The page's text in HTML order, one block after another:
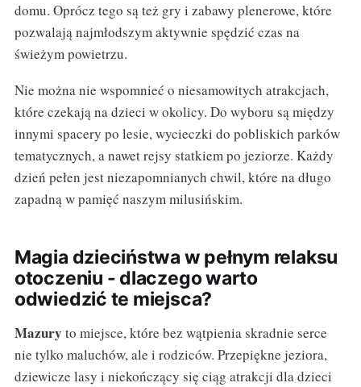
domu. Oprócz tego są też gry i zabawy plenerowe, które
pozwalają najmłodszym aktywnie spędzić czas na
świeżym powietrzu.
Nie można nie wspomnieć o niesamowitych atrakcjach,
które czekają na dzieci w okolicy. Do wyboru są między
innymi spacery po lesie, wycieczki do pobliskich parków
tematycznych, a nawet rejsy statkiem po jeziorze. Każdy
dzień pełen jest niezapomnianych chwil, które na długo
zapadną w pamięć naszym milusińskim.
Magia dzieciństwa w pełnym relaksu
otoczeniu - dlaczego warto
odwiedzić te miejsca?
Mazury to miejsce, które bez wątpienia skradnie serce
nie tylko maluchów, ale i rodziców. Przepiękne jeziora,
dziewicze lasy i niekończący się ciąg atrakcji dla dzieci